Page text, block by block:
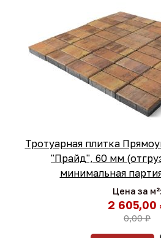
Тротуарная плитка
"Прайд", 60 мм
минимальная
Цена за м²:
2 605,00
0,00 ₽